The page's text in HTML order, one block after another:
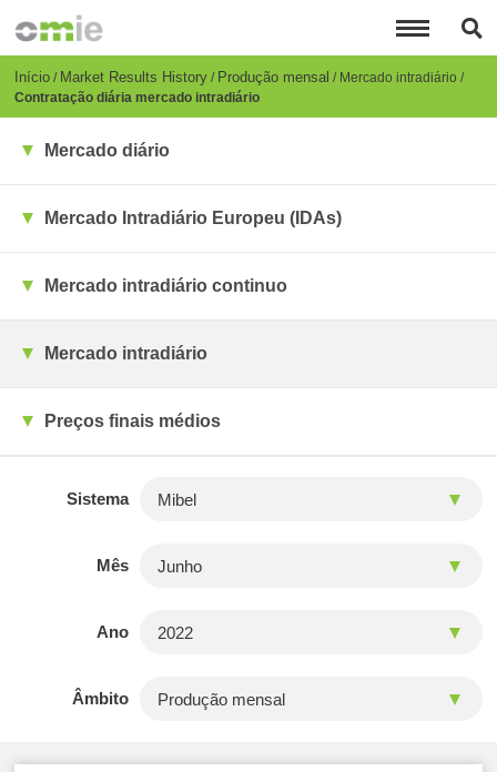
para
conteúdo
principal
Breadcrumb
Início Market Results History Produção mensal
Mercado intradiário
Contratação diária mercado intradiário
Mercado diário
Mercado Intradiário Europeu (IDAs)
Mercado intradiário continuo
Mercado intradiário
Preços finais médios
Sistema
Mês
Ano
Âmbito